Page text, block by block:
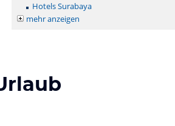
Hotels Surabaya
mehr anzeigen